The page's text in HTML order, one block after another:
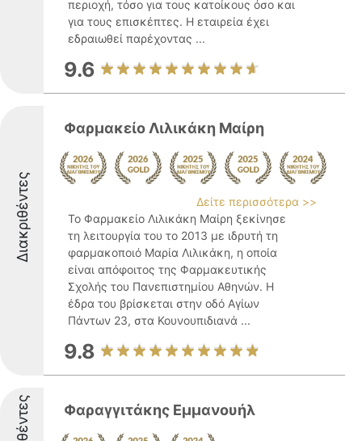
περιοχή, τόσο για τους κατοίκους όσο και
για τους επισκέπτες. Η εταιρεία έχει
εδραιωθεί παρέχοντας ...
9.6
Διακριθέντες
Φαρμακείο Λιλικάκη Μαίρη
Δείτε περισσότερα >>
Το Φαρμακείο Λιλικάκη Μαίρη ξεκίνησε
τη λειτουργία του το 2013 με ιδρυτή τη
φαρμακοποιό Μαρία Λιλικάκη, η οποία
είναι απόφοιτος της Φαρμακευτικής
Σχολής του Πανεπιστημίου Αθηνών. Η
έδρα του βρίσκεται στην οδό Αγίων
Πάντων 23, στα Κουνουπιδιανά ...
9.8
Φαραγγιτάκης Εμμανουήλ